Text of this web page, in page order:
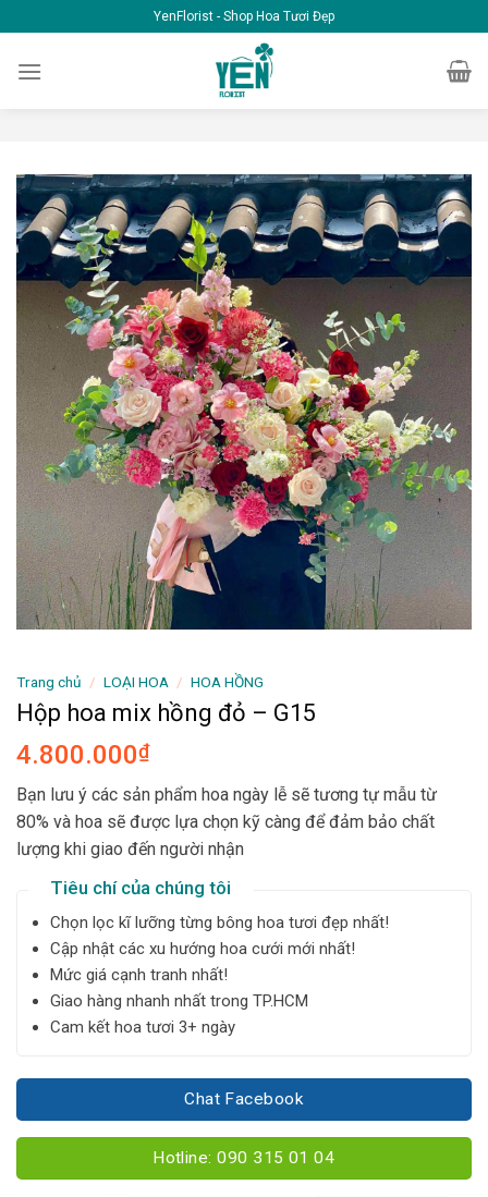
to
content
YenFlorist - Shop Hoa Tươi Đẹp
Trang chủ / LOẠI HOA / HOA HỒNG
Hộp hoa mix hồng đỏ – G15
4.800.000₫
Bạn lưu ý các sản phẩm hoa ngày lễ sẽ tương tự mẫu từ
80% và hoa sẽ được lựa chọn kỹ càng để đảm bảo chất
lượng khi giao đến người nhận
Tiêu chí của chúng tôi
Chọn lọc kĩ lưỡng từng bông hoa tươi đẹp nhất!
Cập nhật các xu hướng hoa cưới mới nhất!
Mức giá cạnh tranh nhất!
Giao hàng nhanh nhất trong TP.HCM
Cam kết hoa tươi 3+ ngày
Chat Facebook
Hotline: 090 315 01 04